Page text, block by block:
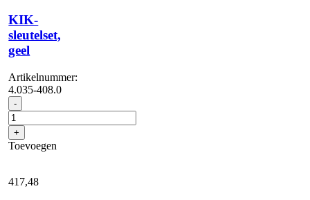
KIK-
sleutelset,
geel
Artikelnummer:
4.035-408.0
- KIK-
sleutelset,
geel
aantal
+
Toevoegen
417,48